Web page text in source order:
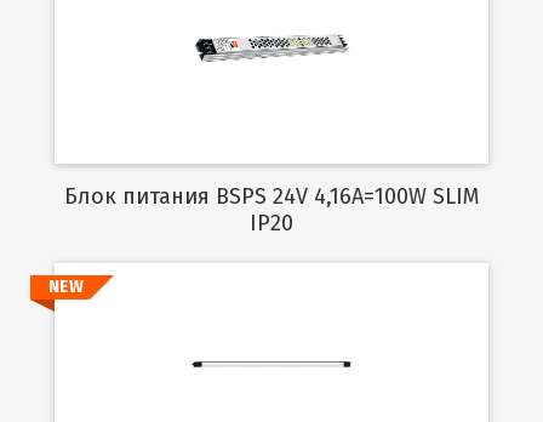
Подробнее
Блок питания BSPS 24V 4,16A=100W SLIM
IP20
NEW